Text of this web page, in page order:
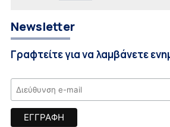
Newsletter
Γραφτείτε για να λαμβάνετε